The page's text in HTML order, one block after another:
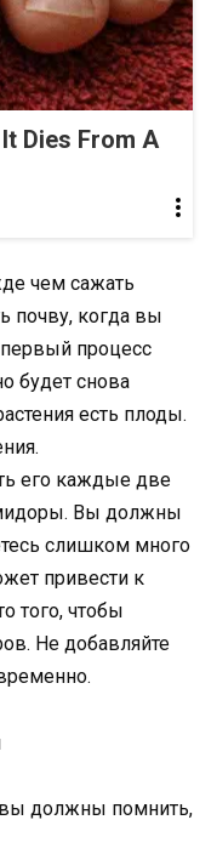
Dies From A
чем сажать
почву, когда вы
первый процесс
будет снова
есть плоды.
его каждые две
Вы должны
слишком много
привести к
того, чтобы
Не добавляйте
должны помнить,